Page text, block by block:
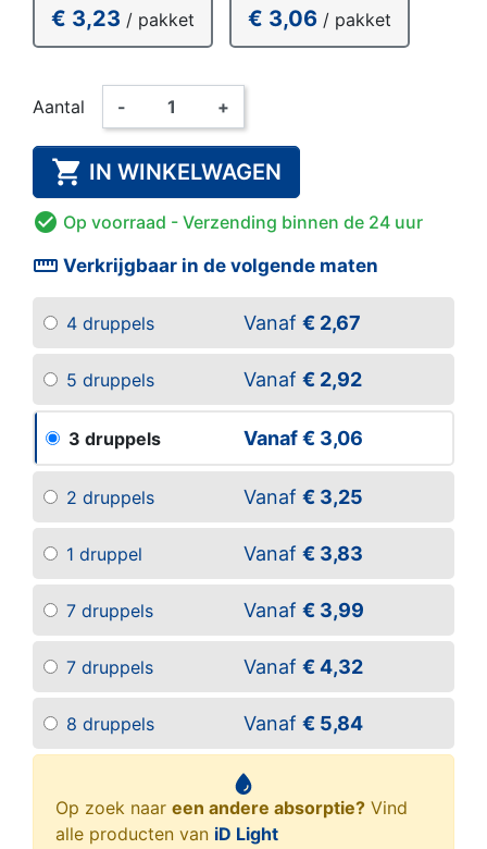
€ 3,23 / pakket € 3,06 / pakket
Aantal - +
 IN WINKELWAGEN
 Op voorraad - Verzending binnen de 24 uur
straighten Verkrijgbaar in de volgende maten
4 druppels Vanaf € 2,67
5 druppels Vanaf € 2,92
3 druppels Vanaf€ 3,06
2 druppels Vanaf € 3,25
1 druppel Vanaf € 3,83
7 druppels Vanaf € 3,99
7 druppels Vanaf € 4,32
8 druppels Vanaf € 5,84
Op zoek naar een andere absorptie? Vind
alle producten van iD Light